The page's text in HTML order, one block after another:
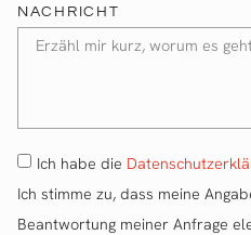
NACHRICHT
Ich habe die
Ich stimme zu, dass meine
Beantwortung meiner Anfrage